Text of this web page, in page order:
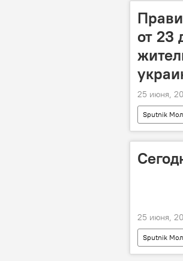
от 23
25 июня,
Sputnik
25 июня,
Sputnik